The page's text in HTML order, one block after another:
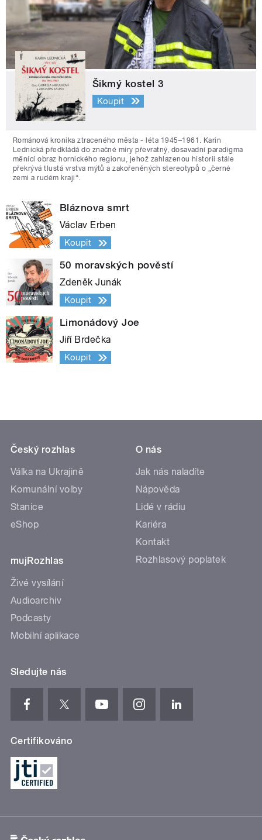
Šikmý kostel 3
Koupit
Románová kronika ztraceného města - léta 1945–1961. Karin
Lednická předkládá do značné míry převratný, dosavadní paradigma
měnící obraz hornického regionu, jehož zahlazenou historii stále
překrývá tlustá vrstva mýtů a zakořeněných stereotypů o „černé
zemi a rudém kraji“.
Bláznova smrt
Václav Erben
Koupit
50 moravských pověstí
Zdeněk Junák
Koupit
Limonádový Joe
Jiří Brdečka
Koupit
Český rozhlas
Válka na Ukrajině
Komunální volby
Stanice
eShop
mujRozhlas
Živé vysílání
Audioarchiv
Podcasty
Mobilní aplikace
O nás
Jak nás naladíte
Nápověda
Lidé v rádiu
Kariéra
Kontakt
Rozhlasový poplatek
Sledujte nás
Certifikováno